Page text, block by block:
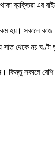
ব্যক্তিরা এর
হয়। সকালে
সাত থেকে নয়
সকালে